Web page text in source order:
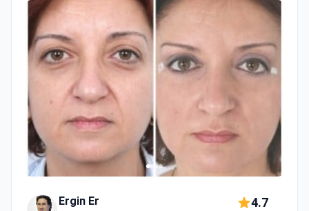
Ergin Er
4.7